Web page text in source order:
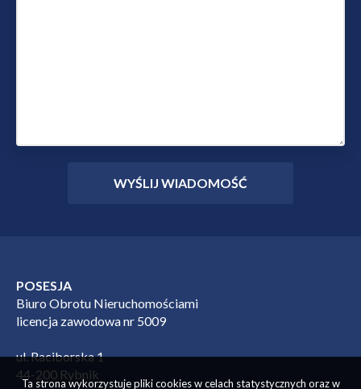
POSESJA
Biuro Obrotu Nieruchomościami
licencja zawodowa nr 5009
ul. Raciborska 1
44-200 Rybnik
Ta strona wykorzystuje pliki cookies w celach statystycznych oraz w